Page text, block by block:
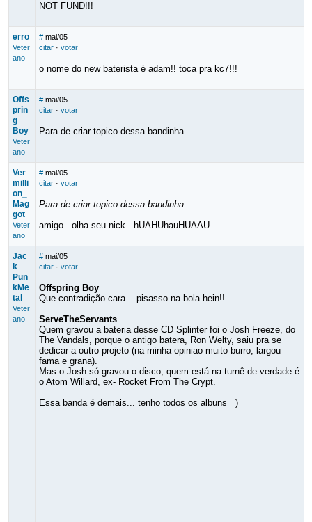
NOT FUND!!!
erro
Veter
ano
# mai/05
citar· votar
o nome do new baterista é adam!! toca pra kc7!!!
Offs
prin
g
Boy
Veter
ano
# mai/05
citar· votar
Para de criar topico dessa bandinha
Ver
milli
on_
Mag
got
Veter
ano
# mai/05
citar· votar
Para de criar topico dessa bandinha
amigo.. olha seu nick.. hUAHUhauHUAAU
Jac
k
Pun
kMe
tal
Veter
ano
# mai/05
citar· votar
Offspring Boy
Que contradição cara... pisasso na bola hein!!
ServeTheServants
Quem gravou a bateria desse CD Splinter foi o Josh Freeze, do
The Vandals, porque o antigo batera, Ron Welty, saiu pra se
dedicar a outro projeto (na minha opiniao muito burro, largou
fama e grana).
Mas o Josh só gravou o disco, quem está na turnê de verdade é
o Atom Willard, ex- Rocket From The Crypt.
Essa banda é demais... tenho todos os albuns =)